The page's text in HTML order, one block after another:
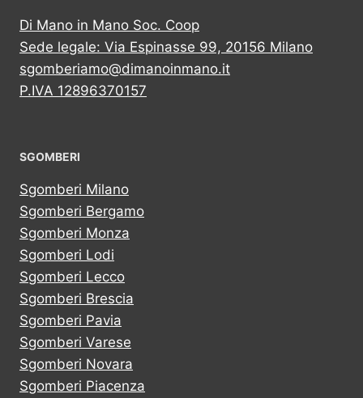
Di Mano in Mano Soc. Coop
Sede legale: Via Espinasse 99, 20156 Milano
sgomberiamo@dimanoinmano.it
P.IVA 12896370157
SGOMBERI
Sgomberi Milano
Sgomberi Bergamo
Sgomberi Monza
Sgomberi Lodi
Sgomberi Lecco
Sgomberi Brescia
Sgomberi Pavia
Sgomberi Varese
Sgomberi Novara
Sgomberi Piacenza